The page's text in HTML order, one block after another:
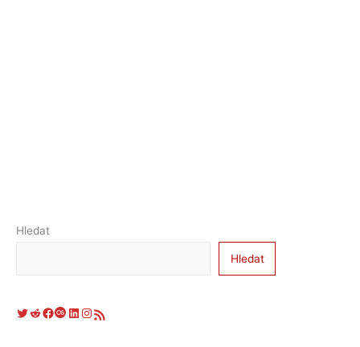
Hledat
Hledat
Twitter Reddit Facebook Last.fm LinkedIn Instagram RSS zdroj